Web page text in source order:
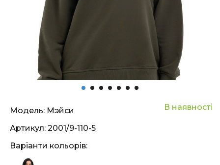
Модель: Мэйси В наявності
Артикул: 2001/9-110-5
Варіанти кольорів: